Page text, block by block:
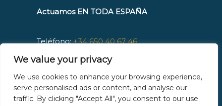
We value your privacy
We use cookies to enhance your browsing experience,
serve personalised ads or content, and analyse our
traffic. By clicking "Accept All", you consent to our use
Actuamos EN TODA ESPAÑA
Teléfono:+34 650 40 67 46
Atención telefónica: 24h/7 días
Web:www.upabogados.es